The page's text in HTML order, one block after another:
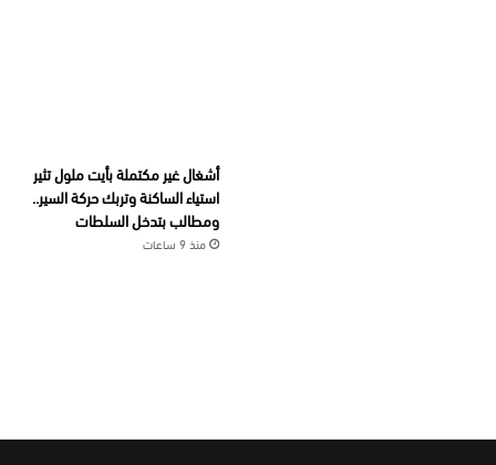
أشغال غير مكتملة بأيت ملول تثير
استياء الساكنة وتربك حركة السير..
ومطالب بتدخل السلطات
منذ 9 ساعات